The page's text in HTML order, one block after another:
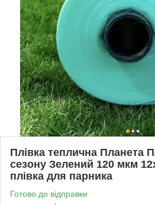
Плівка теплична Планета
сезону Зелений 120 мкм
плівка для парника
Готово до відправки